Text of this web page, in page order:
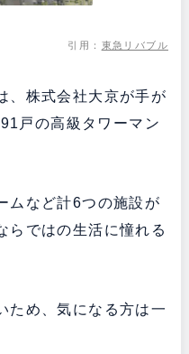
引用： 東急リバブル
、株式会社大京が手が
戸の高級タワーマン
ムなど計6つの施設が
らではの生活に憧れる
ため、気になる方は一